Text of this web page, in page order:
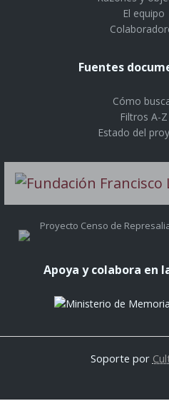
El equipo
Fuentes
Cómo
Filtros A-Z
Estado del
Proyecto Censo de
Apoya y colabora en
Soporte por